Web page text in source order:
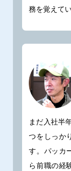
務を覚えて
まだ入社半
つをしっか
す。パッカ
ら前職の経